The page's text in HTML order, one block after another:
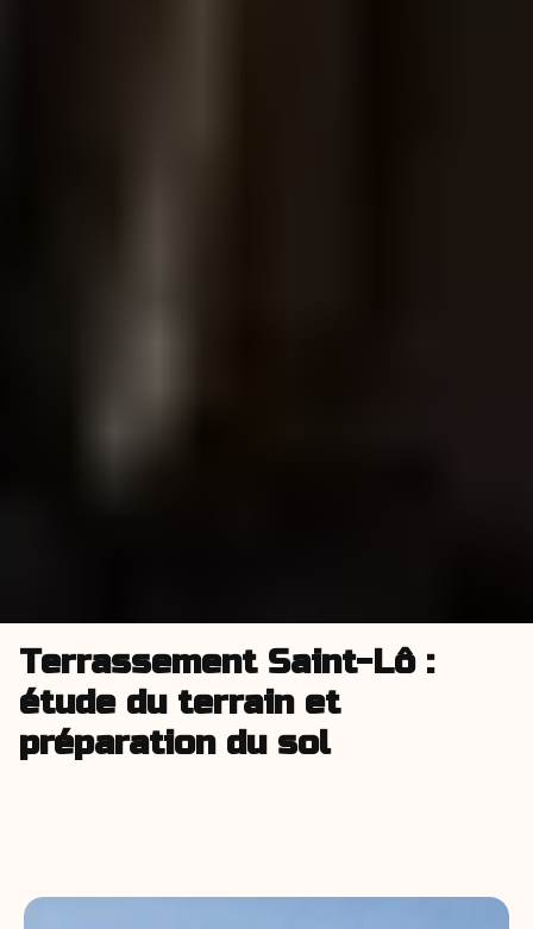
Terrassement Saint-Lô :
étude du terrain et
préparation du sol